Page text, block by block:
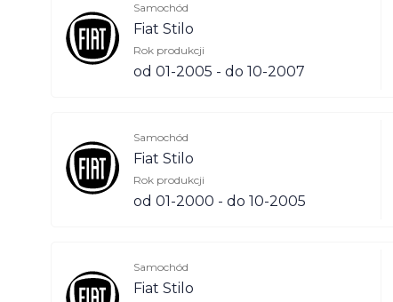
Samochód
Fiat Stilo
Rok produkcji
od 01-2005 - do 10-2007
Samochód
Fiat Stilo
Rok produkcji
od 01-2000 - do 10-2005
Samochód
Fiat Stilo